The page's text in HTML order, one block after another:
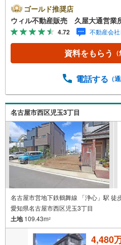
時まで”毎日”営業していま
業時間外でのご内覧もご
も気になる物件がある方
有されているので、名古
もご内覧が可能です！
所】◎地下鉄東山線「栄
ズスペースあり◎営業時
軽にご連絡下さい！現地
を見学する（無料）」ボ
ただけますとスムーズにご
ゴールド推奨店
ウィル不動産販売 久屋大通営業
4.72 不動産会
資料をもらう
電話する （
名古屋市西区児玉3丁目
名古屋市営地下鉄鶴舞線 「浄心」駅 徒
愛知県名古屋市西区児玉3丁目
土地109.43m2
4,480